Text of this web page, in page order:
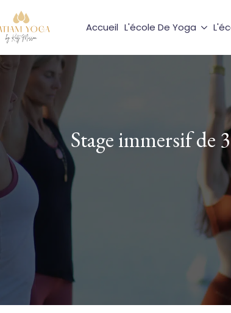
Accueil L'école De Yoga
Stage immersif de